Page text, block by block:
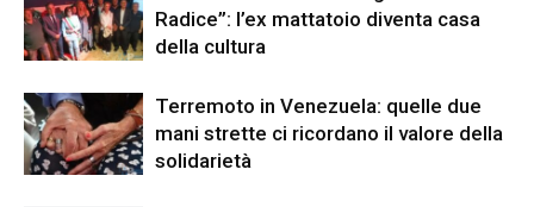
Radice”: l’ex mattatoio diventa casa
della cultura
Terremoto in Venezuela: quelle due
mani strette ci ricordano il valore della
solidarietà